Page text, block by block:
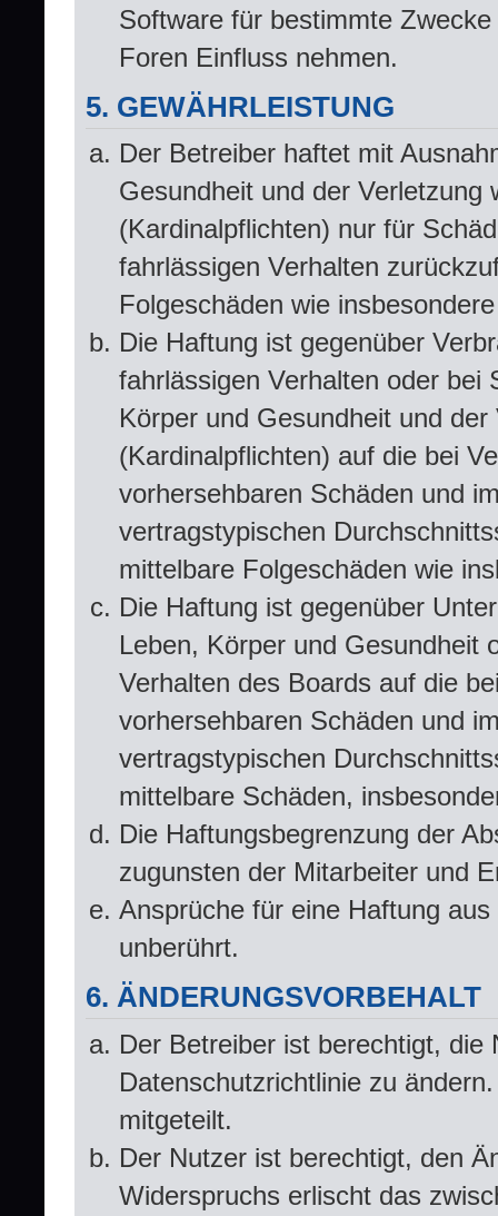
Software für bestimmte
Foren Einfluss nehmen.
5. GEWÄHRLEISTUNG
Der Betreiber haftet mit
Gesundheit und der Verletzung
(Kardinalpflichten) nur für
fahrlässigen Verhalten
Folgeschäden wie
Die Haftung ist gegenüber
fahrlässigen Verhalten oder bei
Körper und Gesundheit und
(Kardinalpflichten) auf die bei
vorhersehbaren Schäden und
vertragstypischen
mittelbare Folgeschäden wie
Die Haftung ist gegenüber
Leben, Körper und Gesundheit
Verhalten des Boards auf die
vorhersehbaren Schäden und
vertragstypischen
mittelbare Schäden,
Die Haftungsbegrenzung der
zugunsten der Mitarbeiter und
Ansprüche für eine Haftung
unberührt.
6. ÄNDERUNGSVORBEHALT
Der Betreiber ist berechtigt, die
Datenschutzrichtlinie zu
mitgeteilt.
Der Nutzer ist berechtigt, den
Widerspruchs erlischt das